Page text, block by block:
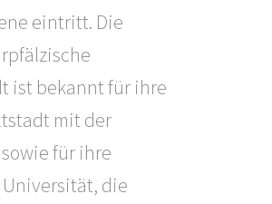
eintritt. Die
ist bekannt für ihre
mit der
für ihre
die